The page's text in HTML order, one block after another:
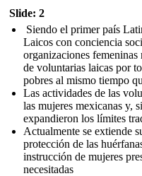
Slide: 2
Siendo el primer país
Laicos con conciencia
organizaciones
de voluntarias laicas por
pobres al mismo tiempo
Las actividades de las
las mujeres mexicanas y,
expandieron los límites
Actualmente se extiende
protección de las
instrucción de mujeres
necesitadas